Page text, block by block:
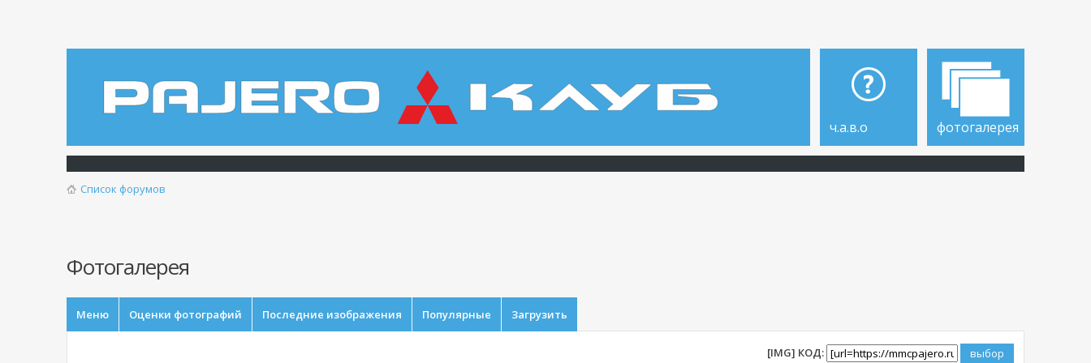
ч.а.в.о фотогалерея
Список форумов
Фотогалерея
Меню Оценки фотографий Последние изображения Популярные Загрузить
[IMG] КОД: